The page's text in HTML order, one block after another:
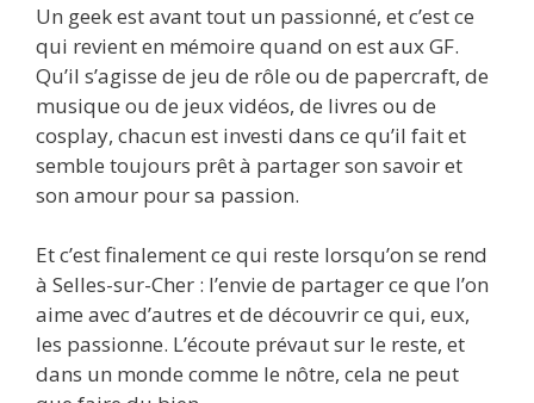
Un geek est avant tout un passionné, et c’est ce
qui revient en mémoire quand on est aux GF.
Qu’il s’agisse de jeu de rôle ou de papercraft, de
musique ou de jeux vidéos, de livres ou de
cosplay, chacun est investi dans ce qu’il fait et
semble toujours prêt à partager son savoir et
son amour pour sa passion.
Et c’est finalement ce qui reste lorsqu’on se rend
à Selles-sur-Cher : l’envie de partager ce que l’on
aime avec d’autres et de découvrir ce qui, eux,
les passionne. L’écoute prévaut sur le reste, et
dans un monde comme le nôtre, cela ne peut